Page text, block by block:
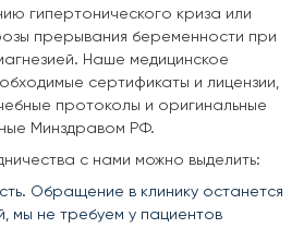
гипертонического криза или
прерывания беременности при
Наше медицинское
сертификаты и лицензии,
протоколы и оригинальные
Минздравом РФ.
с нами можно выделить:
Обращение в клинику останется
мы не требуем у пациентов